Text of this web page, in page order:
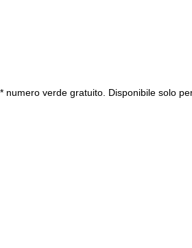
* numero verde gratuito. Disponibile solo